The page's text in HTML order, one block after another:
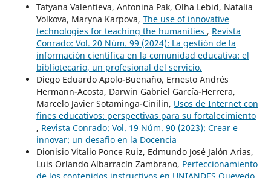
Tatyana Valentieva, Antonina Pak, Olha Lebid, Natalia
Volkova, Maryna Karpova, The use of innovative
technologies for teaching the humanities , Revista
Conrado: Vol. 20 Núm. 99 (2024): La gestión de la
información científica en la comunidad educativa: el
bibliotecario, un profesional del servicio.
Diego Eduardo Apolo-Buenaño, Ernesto Andrés
Hermann-Acosta, Darwin Gabriel García-Herrera,
Marcelo Javier Sotaminga-Cinilin, Usos de Internet con
fines educativos: perspectivas para su fortalecimiento
, Revista Conrado: Vol. 19 Núm. 90 (2023): Crear e
innovar: un desafio en la Docencia
Dionisio Vitalio Ponce Ruiz, Edmundo José Jalón Arias,
Luis Orlando Albarracín Zambrano, Perfeccionamiento
de los contenidos instructivos en UNIANDES Quevedo